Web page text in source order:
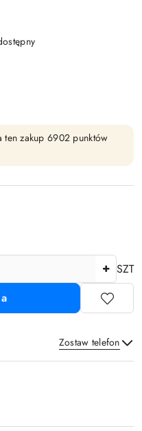
ten zakup 6902 punktów
SZT
Zostaw telefon